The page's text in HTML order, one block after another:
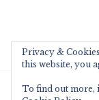
Privacy &
this website, you
To find out more,